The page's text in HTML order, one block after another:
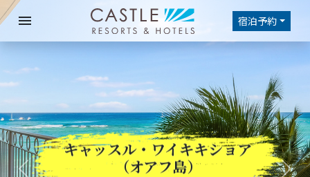
menu 宿泊予約
Previous Next
キャッスル・ワイキキショア
（オアフ島）